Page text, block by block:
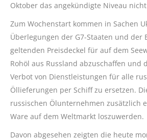
Oktober das angekündigte Niveau
Zum Wochenstart kommen in Sachen
Überlegungen der G7-Staaten und der
geltenden Preisdeckel für auf dem
Rohöl aus Russland abzuschaffen und
Verbot von Dienstleistungen für alle
Öllieferungen per Schiff zu ersetzen.
russischen Ölunternehmen zusätzlich
Ware auf dem Weltmarkt loszuwerden.
Davon abgesehen zeigten die heute